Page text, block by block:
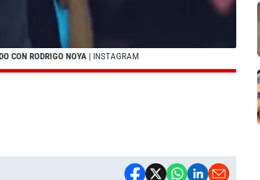
CON RODRIGO NOYA | INSTAGRAM